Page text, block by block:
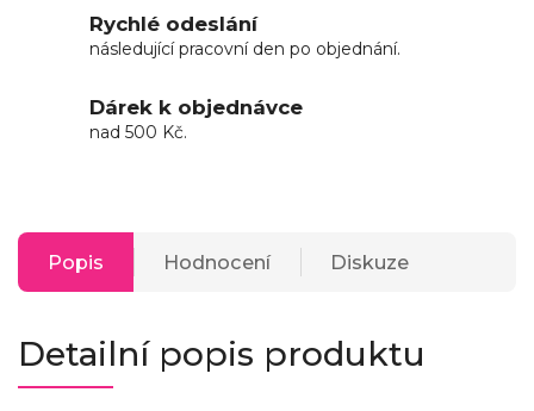
Rychlé odeslání
následující pracovní den po objednání.
Dárek k objednávce
nad 500 Kč.
Popis Hodnocení Diskuze
Detailní popis produktu